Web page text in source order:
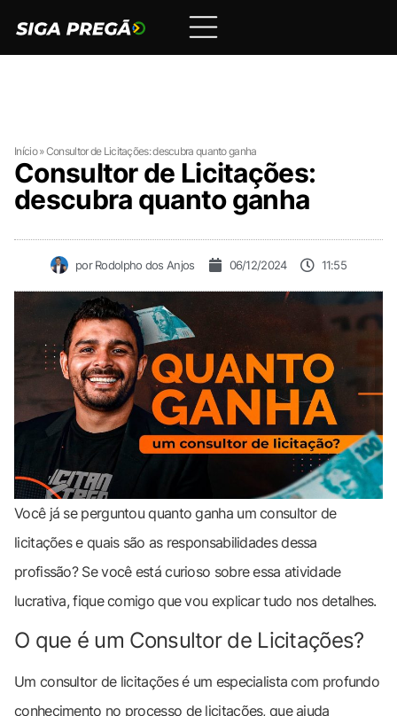
Início»Consultor de Licitações: descubra quanto ganha
Consultor de Licitações:
descubra quanto ganha
porRodolpho dos Anjos 06/12/2024 11:55
Você já se perguntou quanto ganha um consultor de
licitações e quais são as responsabilidades dessa
profissão? Se você está curioso sobre essa atividade
lucrativa, fique comigo que vou explicar tudo nos detalhes.
O que é um Consultor de Licitações?
Um consultor de licitações é um especialista com profundo
conhecimento no processo de licitações, que ajuda